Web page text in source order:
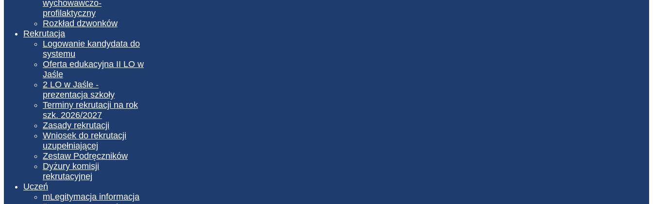
wychowawczo-
profilaktyczny
Rozkład dzwonków
Rekrutacja
Logowanie kandydata do
systemu
Oferta edukacyjna II LO w
Jaśle
2 LO w Jaśle -
prezentacja szkoły
Terminy rekrutacji na rok
szk. 2026/2027
Zasady rekrutacji
Wniosek do rekrutacji
uzupełniającej
Zestaw Podręczników
Dyżury komisji
rekrutacyjnej
Uczeń
mLegitymacja informacja